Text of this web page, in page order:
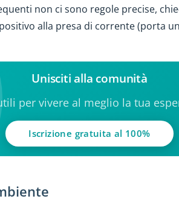
non ci sono regole precise,
alla presa di corrente (porta
Unisciti alla comunità
per vivere al meglio la tua
Iscrizione gratuita al 100%